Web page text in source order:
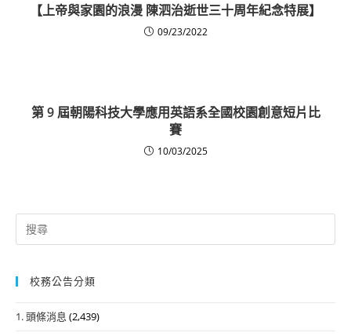
【上帝與家園的浪漫 陳泗治逝世三十周年紀念特展】
09/23/2022
第 9 屆朝陽科技大學應用英語系全國校園創意短片比
賽
10/03/2025
Search
for:
校務公告分類
1. 頭條消息 (2,439)